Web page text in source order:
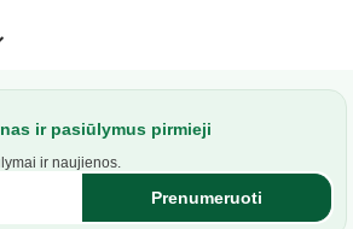
ir pasiūlymus pirmieji
ir naujienos.
Prenumeruoti